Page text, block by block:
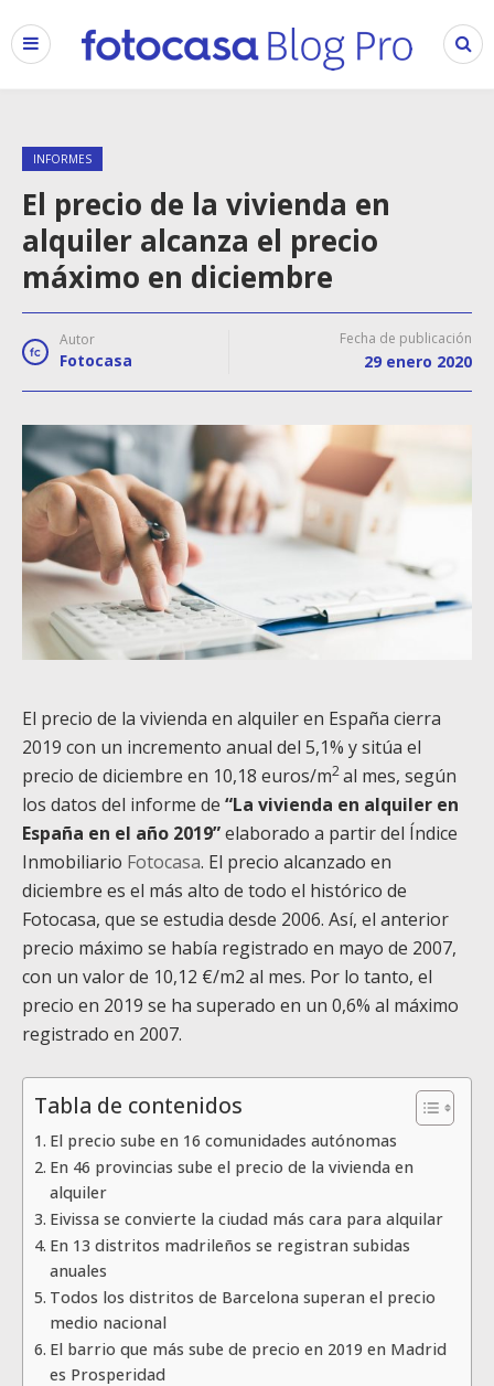
INFORMES
El precio de la vivienda en
alquiler alcanza el precio
máximo en diciembre
Autor
Fotocasa
Fecha de publicación
29 enero 2020
El precio de la vivienda en alquiler en España cierra
2019 con un incremento anual del 5,1% y sitúa el
precio de diciembre en 10,18 euros/m2al mes, según
los datos del informe de “La vivienda en alquiler en
España en el año 2019”elaborado a partir del Índice
Inmobiliario Fotocasa. El precio alcanzado en
diciembre es el más alto de todo el histórico de
Fotocasa, que se estudia desde 2006. Así, el anterior
precio máximo se había registrado en mayo de 2007,
con un valor de 10,12 €/m2 al mes. Por lo tanto, el
precio en 2019 se ha superado en un 0,6% al máximo
registrado en 2007.
Tabla de contenidos
El precio sube en 16 comunidades autónomas
En 46 provincias sube el precio de la vivienda en
alquiler
Eivissa se convierte la ciudad más cara para alquilar
En 13 distritos madrileños se registran subidas
anuales
Todos los distritos de Barcelona superan el precio
medio nacional
El barrio que más sube de precio en 2019 en Madrid
es Prosperidad